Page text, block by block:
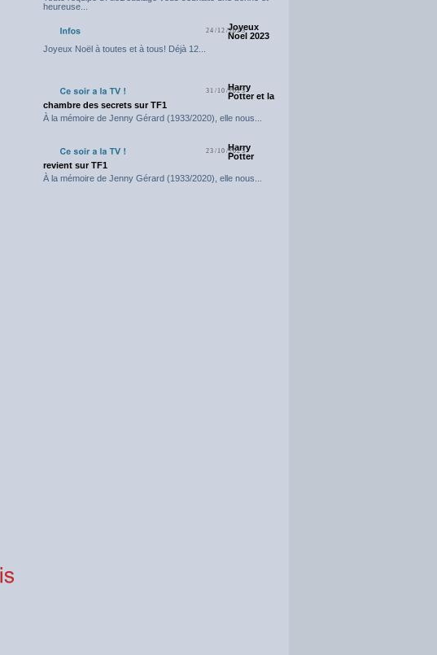
heureuse...
24/12/2023
Joyeux
Noel 2023
Joyeux Noël à toutes et à tous! Déjà 12...
31/10/2023
Harry
Potter et la
chambre des secrets sur TF1
À la mémoire de Jenny Gérard (1933/2020), elle nous...
23/10/2023
Harry
Potter
revient sur TF1
À la mémoire de Jenny Gérard (1933/2020), elle nous...